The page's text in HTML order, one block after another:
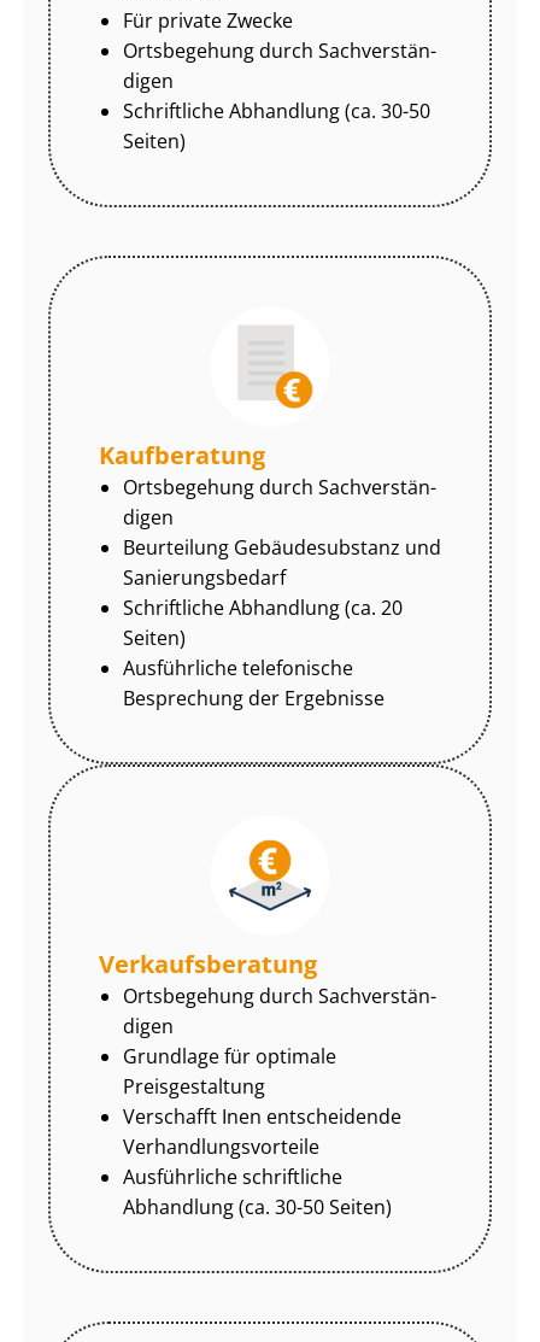
Für private Zwecke
Ortsbegehung durch Sach­ver­stän­
di­gen
Schriftliche Abhandlung (ca. 30-50
Seiten)
Kaufberatung
Ortsbegehung durch Sach­ver­stän­
di­gen
Beurteilung Gebäudesubstanz und
Sa­nie­rungs­be­darf
Schriftliche Abhandlung (ca. 20
Seiten)
Ausführliche telefonische
Besprechung der Ergebnisse
Ver­kaufs­be­ra­tung
Ortsbegehung durch Sach­ver­stän­
di­gen
Grundlage für optimale
Preisgestaltung
Verschafft Inen entscheidende
Ver­hand­lungs­vor­tei­le
Ausführliche schriftliche
Abhandlung (ca. 30-50 Seiten)